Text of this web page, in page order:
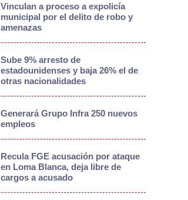
Vinculan a proceso a expolicía
municipal por el delito de robo y
amenazas
Sube 9% arresto de
estadounidenses y baja 26% el de
otras nacionalidades
Generará Grupo Infra 250 nuevos
empleos
Recula FGE acusación por ataque
en Loma Blanca, deja libre de
cargos a acusado